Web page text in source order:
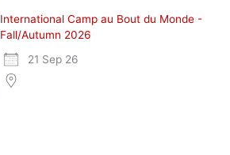
International Camp au Bout du Monde -
Fall/Autumn 2026
21 Sep 26